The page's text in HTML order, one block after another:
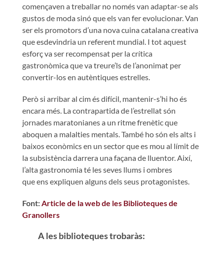
començaven a treballar no només van adaptar-se als
gustos de moda sinó que els van fer evolucionar. Van
ser els promotors d’una nova cuina catalana creativa
que esdevindria un referent mundial. I tot aquest
esforç va ser recompensat per la crítica
gastronòmica que va treure’ls de l’anonimat per
convertir-los en autèntiques estrelles.
Però si arribar al cim és difícil, mantenir-s’hi ho és
encara més. La contrapartida de l’estrellat són
jornades maratonianes a un ritme frenètic que
aboquen a malalties mentals. També ho són els alts i
baixos econòmics en un sector que es mou al límit de
la subsistència darrera una façana de lluentor. Així,
l’alta gastronomia té les seves llums i ombres
que ens expliquen alguns dels seus protagonistes.
Font:Article de la web de les Biblioteques de
Granollers
A les biblioteques trobaràs: